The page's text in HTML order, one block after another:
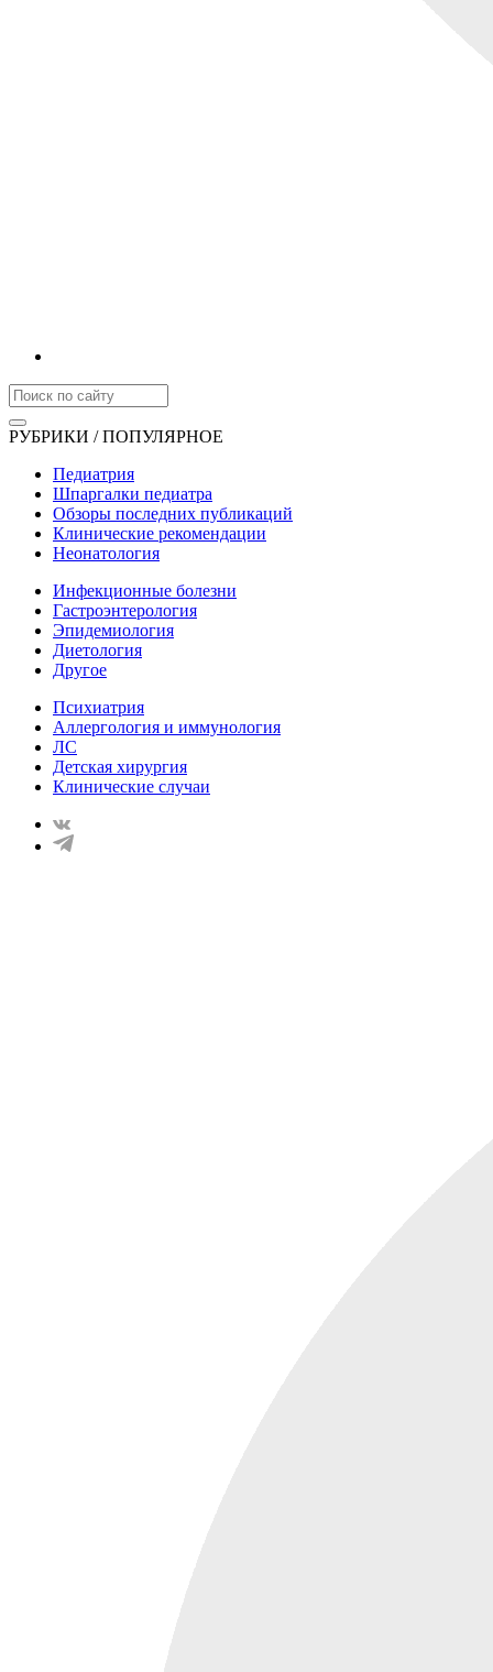
РУБРИКИ / ПОПУЛЯРНОЕ
Педиатрия
Шпаргалки педиатра
Обзоры последних публикаций
Клинические рекомендации
Неонатология
Инфекционные болезни
Гастроэнтерология
Эпидемиология
Диетология
Другое
Психиатрия
Аллергология и иммунология
ЛС
Детская хирургия
Клинические случаи